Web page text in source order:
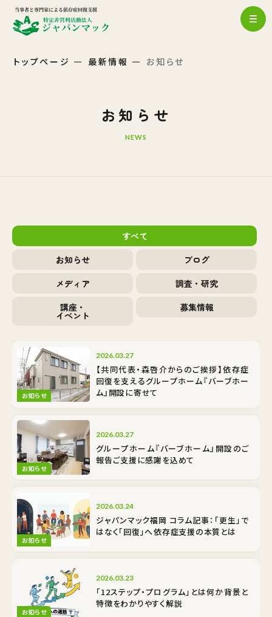
トップページ 最新情報 お知らせ
お知らせ
NEWS
すべて
お知らせ
ブログ
メディア
調査・研究
講座・
イベント
募集情報
お知らせ
2026.03.27
【共同代表・森啓介からのご挨拶】依存症
回復を支えるグループホーム『バーブホー
ム』開設に寄せて
お知らせ
2026.03.27
グループホーム『バーブホーム』開設のご
報告――ご支援に感謝を込めて
お知らせ
2026.03.24
ジャパンマック福岡 コラム記事：「更生」で
はなく「回復」へ――依存症支援の本質とは
お知らせ
2026.03.23
「12ステップ・プログラム」とは何か――背景と
特徴をわかりやすく解説